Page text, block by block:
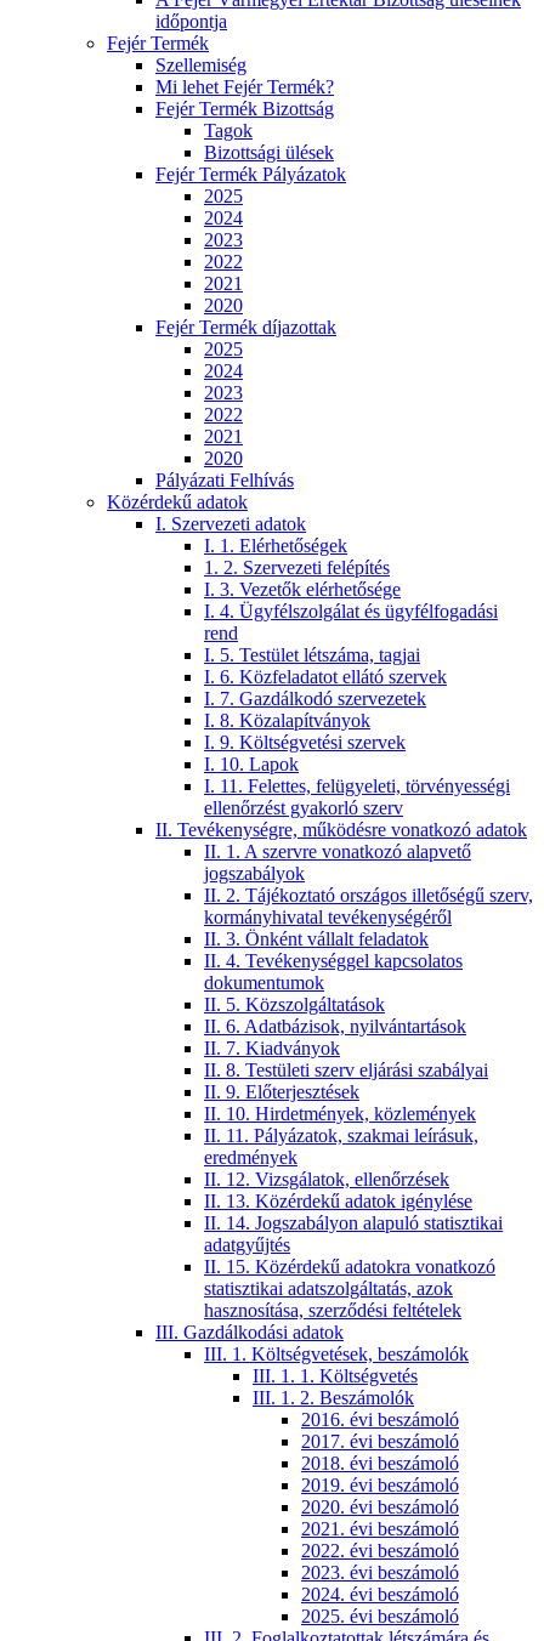
időpontja
Fejér Termék
Szellemiség
Mi lehet Fejér Termék?
Fejér Termék Bizottság
Tagok
Bizottsági ülések
Fejér Termék Pályázatok
2025
2024
2023
2022
2021
2020
Fejér Termék díjazottak
2025
2024
2023
2022
2021
2020
Pályázati Felhívás
Közérdekű adatok
I. Szervezeti adatok
I. 1. Elérhetőségek
1. 2. Szervezeti felépítés
I. 3. Vezetők elérhetősége
I. 4. Ügyfélszolgálat és ügyfélfogadási
rend
I. 5. Testület létszáma, tagjai
I. 6. Közfeladatot ellátó szervek
I. 7. Gazdálkodó szervezetek
I. 8. Közalapítványok
I. 9. Költségvetési szervek
I. 10. Lapok
I. 11. Felettes, felügyeleti, törvényességi
ellenőrzést gyakorló szerv
II. Tevékenységre, működésre vonatkozó adatok
II. 1. A szervre vonatkozó alapvető
jogszabályok
II. 2. Tájékoztató országos illetőségű szerv,
kormányhivatal tevékenységéről
II. 3. Önként vállalt feladatok
II. 4. Tevékenységgel kapcsolatos
dokumentumok
II. 5. Közszolgáltatások
II. 6. Adatbázisok, nyilvántartások
II. 7. Kiadványok
II. 8. Testületi szerv eljárási szabályai
II. 9. Előterjesztések
II. 10. Hirdetmények, közlemények
II. 11. Pályázatok, szakmai leírásuk,
eredmények
II. 12. Vizsgálatok, ellenőrzések
II. 13. Közérdekű adatok igénylése
II. 14. Jogszabályon alapuló statisztikai
adatgyűjtés
II. 15. Közérdekű adatokra vonatkozó
statisztikai adatszolgáltatás, azok
hasznosítása, szerződési feltételek
III. Gazdálkodási adatok
III. 1. Költségvetések, beszámolók
III. 1. 1. Költségvetés
III. 1. 2. Beszámolók
2016. évi beszámoló
2017. évi beszámoló
2018. évi beszámoló
2019. évi beszámoló
2020. évi beszámoló
2021. évi beszámoló
2022. évi beszámoló
2023. évi beszámoló
2024. évi beszámoló
2025. évi beszámoló